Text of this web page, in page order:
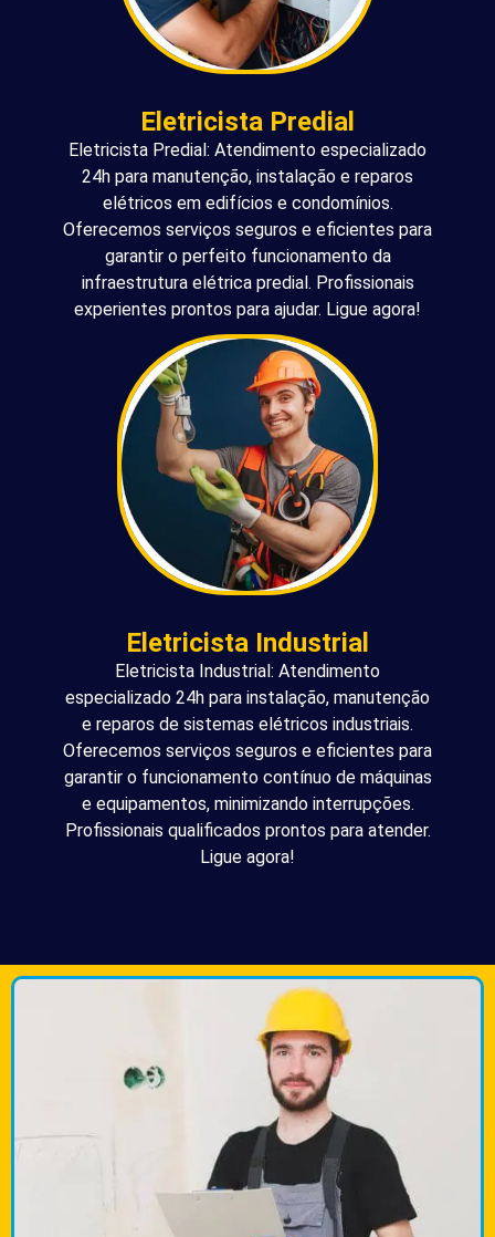
Eletricista Predial
Eletricista Predial: Atendimento especializado
24h para manutenção, instalação e reparos
elétricos em edifícios e condomínios.
Oferecemos serviços seguros e eficientes para
garantir o perfeito funcionamento da
infraestrutura elétrica predial. Profissionais
experientes prontos para ajudar. Ligue agora!
Eletricista Industrial
Eletricista Industrial: Atendimento
especializado 24h para instalação, manutenção
e reparos de sistemas elétricos industriais.
Oferecemos serviços seguros e eficientes para
garantir o funcionamento contínuo de máquinas
e equipamentos, minimizando interrupções.
Profissionais qualificados prontos para atender.
Ligue agora!